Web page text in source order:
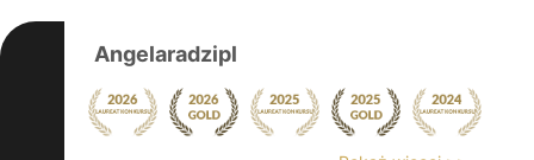
Angelaradzipl